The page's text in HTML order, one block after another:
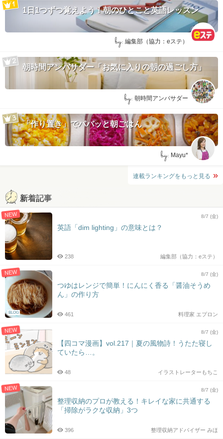
1日1つずつ覚えよう！朝のひとこと英語レッスン
by: 編集部（協力：eステ）
朝時間アンバサダー「お気に入りの朝の過ごし方」
by: 朝時間アンバサダー
「作り置き」でパパッと朝ごはん
by: Mayu*
連載ランキングをもっと見る
新着記事
NEW 8/7 (金)
英語「dim lighting」の意味とは？
編集部（協力：eステ）
238
NEW
BLOG
8/7 (金)
つゆはレンジで簡単！にんにく香る「醤油そうめ
ん」の作り方
料理家 エプロン
461
NEW 8/7 (金)
【四コマ漫画】vol.217｜夏の風物詩！うたた寝し
ていたら…。
イラストレーターもちこ
48
NEW 8/7 (金)
整理収納のプロが教える！キレイな家に共通する
「掃除がラクな収納」3つ
整理収納アドバイザー みほ
396